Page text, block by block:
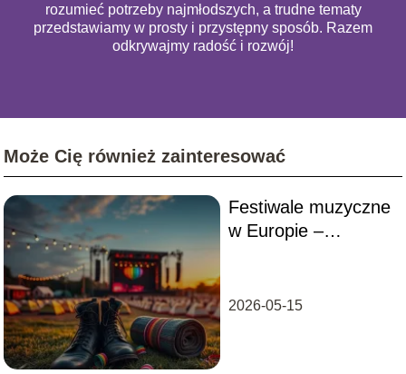
rozumieć potrzeby najmłodszych, a trudne tematy
przedstawiamy w prosty i przystępny sposób. Razem
odkrywajmy radość i rozwój!
Może Cię również zainteresować
Festiwale muzyczne
w Europie –
2026-05-15